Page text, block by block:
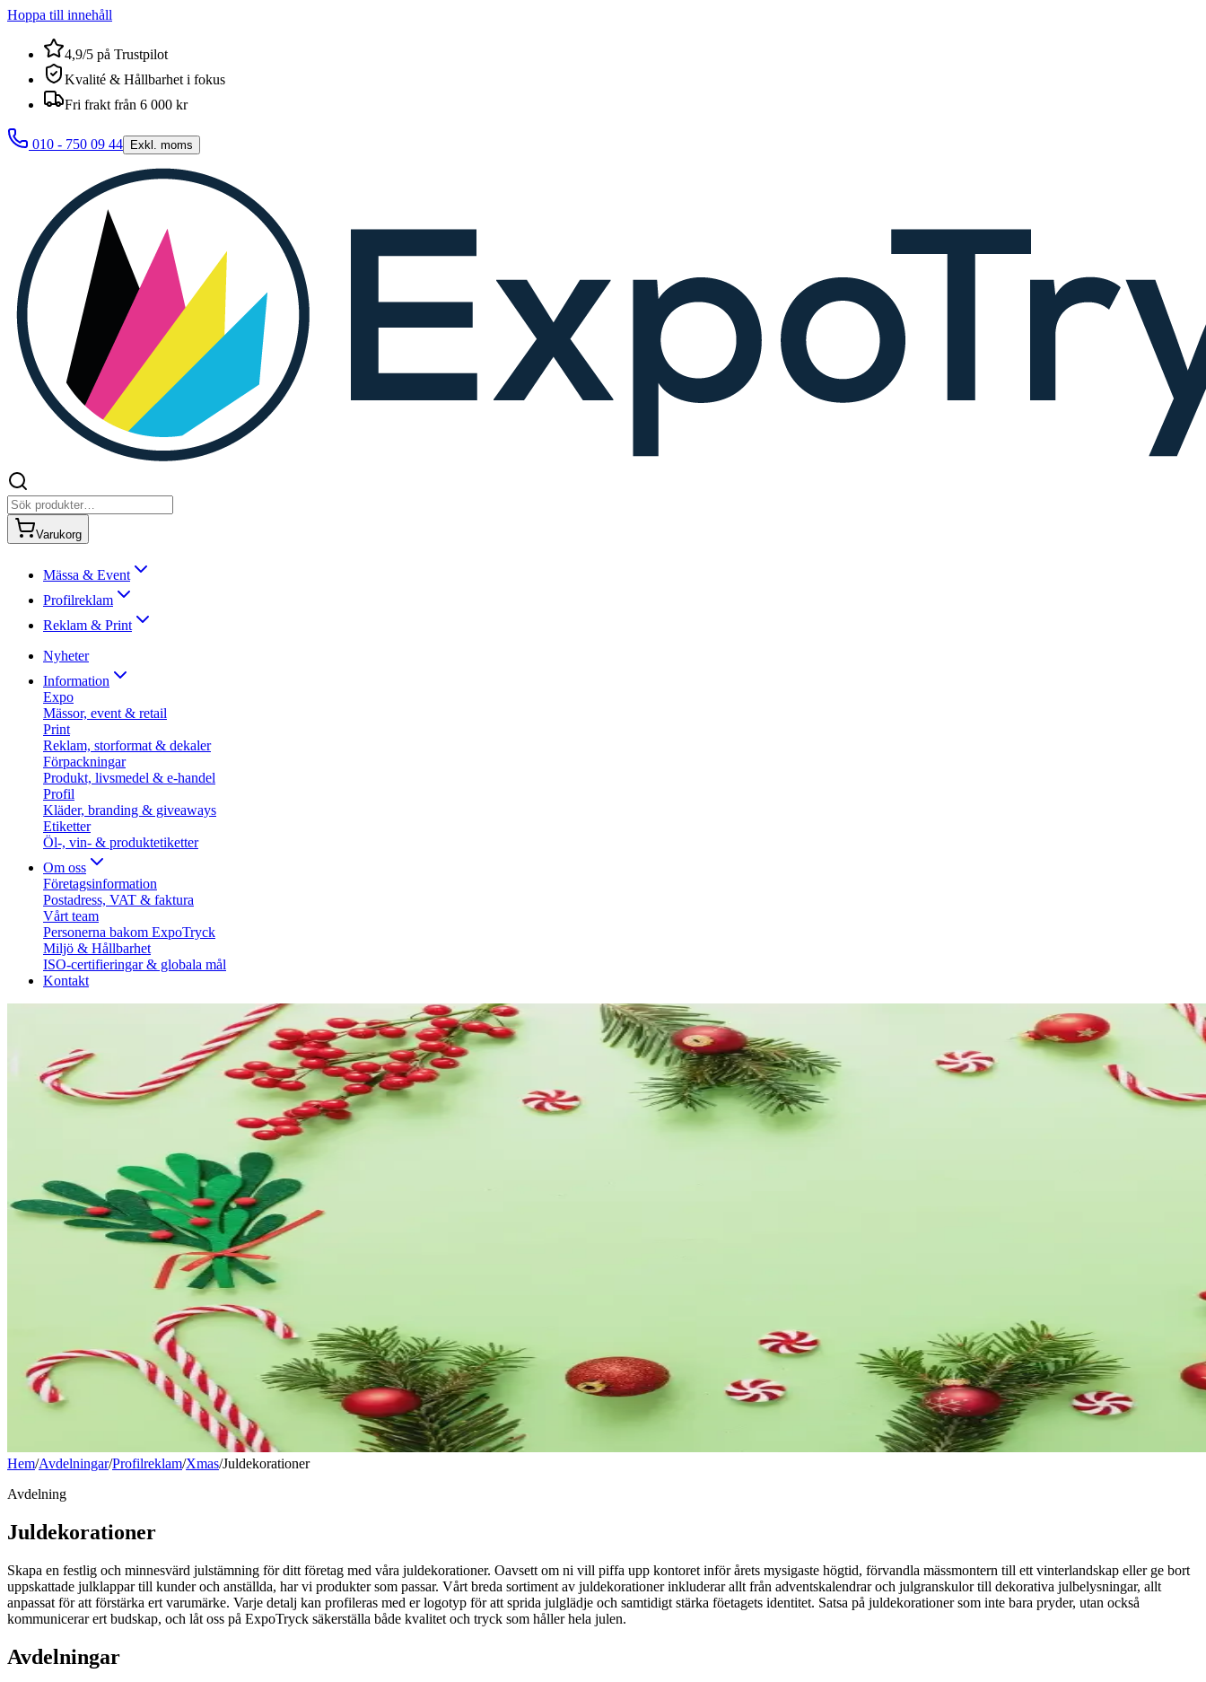
Hoppa till innehåll
4,9/5 på Trustpilot
Kvalité & Hållbarhet i fokus
Fri frakt från 6 000 kr
010 - 750 09 44 Exkl. moms
Varukorg
Mässa & Event
Profilreklam
Reklam & Print
Nyheter
Information
Expo
Mässor, event & retail
Print
Reklam, storformat & dekaler
Förpackningar
Produkt, livsmedel & e-handel
Profil
Kläder, branding & giveaways
Etiketter
Öl-, vin- & produktetiketter
Om oss
Företagsinformation
Postadress, VAT & faktura
Vårt team
Personerna bakom ExpoTryck
Miljö & Hållbarhet
ISO-certifieringar & globala mål
Kontakt
Hem/Avdelningar/Profilreklam/Xmas/Juldekorationer
Avdelning
Juldekorationer
Skapa en festlig och minnesvärd julstämning för ditt företag med våra juldekorationer. Oavsett om ni vill piffa upp kontoret inför årets mysigaste högtid, förvandla mässmontern till ett vinterlandskap eller ge bort
uppskattade julklappar till kunder och anställda, har vi produkter som passar. Vårt breda sortiment av juldekorationer inkluderar allt från adventskalendrar och julgranskulor till dekorativa julbelysningar, allt
anpassat för att förstärka ert varumärke. Varje detalj kan profileras med er logotyp för att sprida julglädje och samtidigt stärka föetagets identitet. Satsa på juldekorationer som inte bara pryder, utan också
kommunicerar ert budskap, och låt oss på ExpoTryck säkerställa både kvalitet och tryck som håller hela julen.
Avdelningar